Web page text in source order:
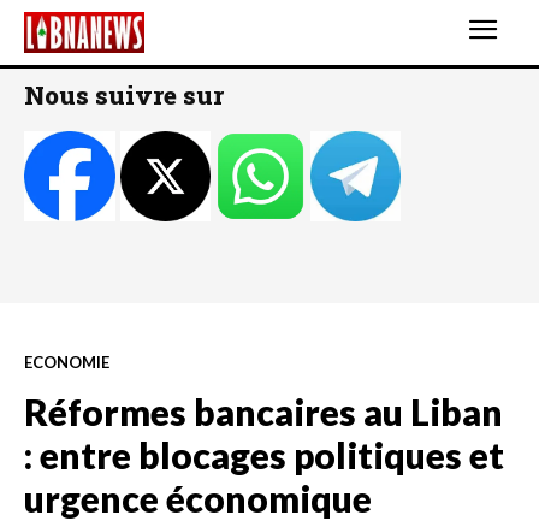
Nous suivre sur
ECONOMIE
Réformes bancaires au Liban
: entre blocages politiques et
urgence économique